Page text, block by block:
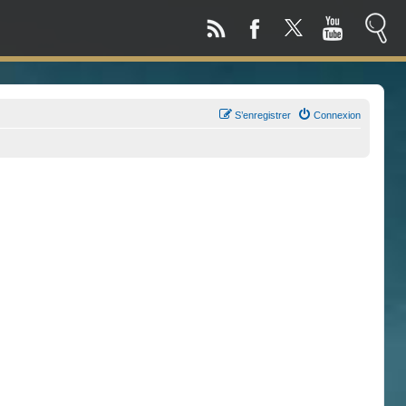
Connexion
S’enregistrer